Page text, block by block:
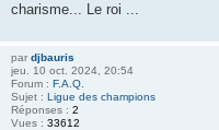
charisme... Le roi ...
par djbauris
jeu. 10 oct. 2024, 20:54
Forum : F.A.Q.
Sujet : Ligue des champions
Réponses : 2
Vues : 33612